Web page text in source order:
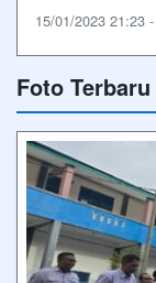
15/01/2023 21:23
Foto Terbaru